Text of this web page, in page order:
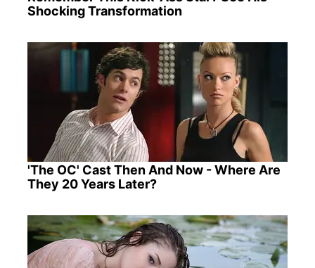
Shocking Transformation
'The OC' Cast Then And Now - Where Are
They 20 Years Later?